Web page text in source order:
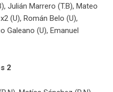
Julián Marrero (T.B), Mateo
(U), Román Belo (U),
Galeano (U), Emanuel
2